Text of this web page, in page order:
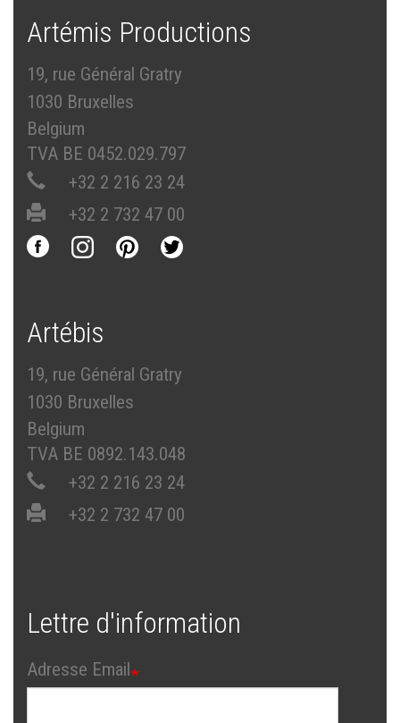
Artémis Productions
19, rue Général Gratry
1030 Bruxelles
Belgium
TVA BE 0452.029.797
+32 2 216 23 24
+32 2 732 47 00
Artébis
19, rue Général Gratry
1030 Bruxelles
Belgium
TVA BE 0892.143.048
+32 2 216 23 24
+32 2 732 47 00
Lettre d'information
Adresse Email